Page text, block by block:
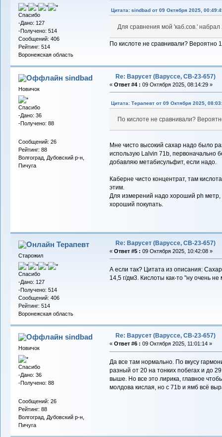
Спасибо
-Дано: 127
-Получено: 514
Сообщений: 406
Рейтинг: 514
Воронежская область
Цитата: sindbad от 09 Октября 2025,
Для сравнения мой 'каб.сов.'
По кислоте не сравнивали? Вероятно
sindbad
Новичок
Спасибо
-Дано: 36
-Получено: 88
Сообщений: 26
Рейтинг: 88
Волгоград, Дубовский р-н,
Пичуга
Re: Варусет (Варуссе, СВ-23-657)
« Ответ #4 : 09 Октября 2025, 08:14:29 »
Цитата: Терапевт от 09 Октября 2025,
По кислоте не сравнивали?
Мне чисто высокий сахар надо было
использую Lalvin 71b,
добавляю метабисульфит, если надо.
Каберне чисто концентрат, там
этим.
Для измерений надо хороший ph
хороший покупать.
Терапевт
Старожил
Спасибо
-Дано: 127
-Получено: 514
Сообщений: 406
Рейтинг: 514
Воронежская область
Re: Варусет (Варуссе, СВ-23-657)
« Ответ #5 : 09 Октября 2025, 10:42:08 »
А если так? Цитата из описания:
14,5 г/дм3. Кислоты как-то "ну очень не
sindbad
Новичок
Спасибо
-Дано: 36
-Получено: 88
Сообщений: 26
Рейтинг: 88
Волгоград, Дубовский р-н,
Пичуга
Re: Варусет (Варуссе, СВ-23-657)
« Ответ #6 : 09 Октября 2025, 11:01:14 »
Да все там нормально. По вкусу
разный от 20 на тонких побегах и до
выше. Но все это лирика, главное
молдова кислая, но с 71b и ямб всё